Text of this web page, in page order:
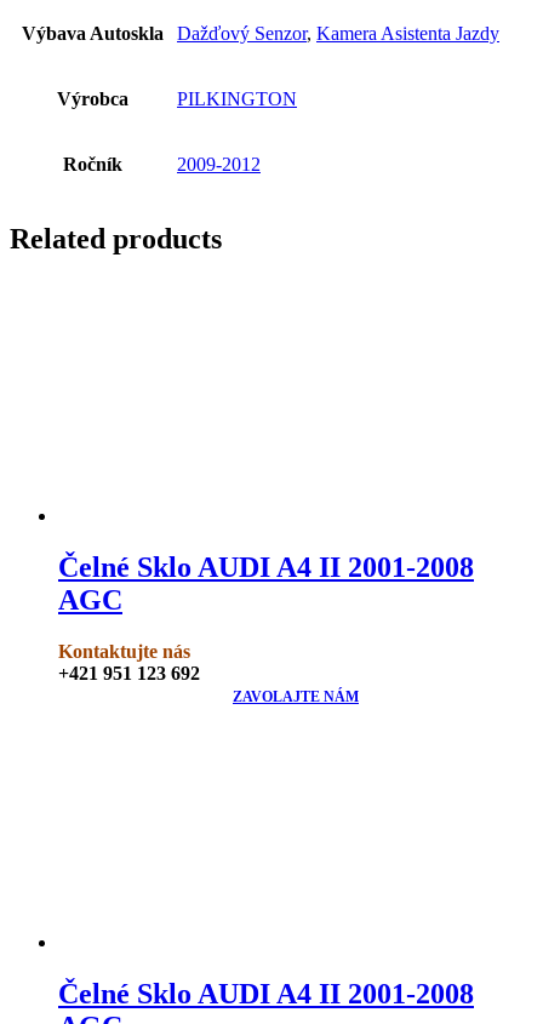
Výbava Autoskla Dažďový Senzor, Kamera Asistenta Jazdy
Výrobca PILKINGTON
Ročník 2009-2012
Related products
Čelné Sklo AUDI A4 II 2001-2008
AGC
Kontaktujte nás
+421 951 123 692
ZAVOLAJTE NÁM
Čelné Sklo AUDI A4 II 2001-2008